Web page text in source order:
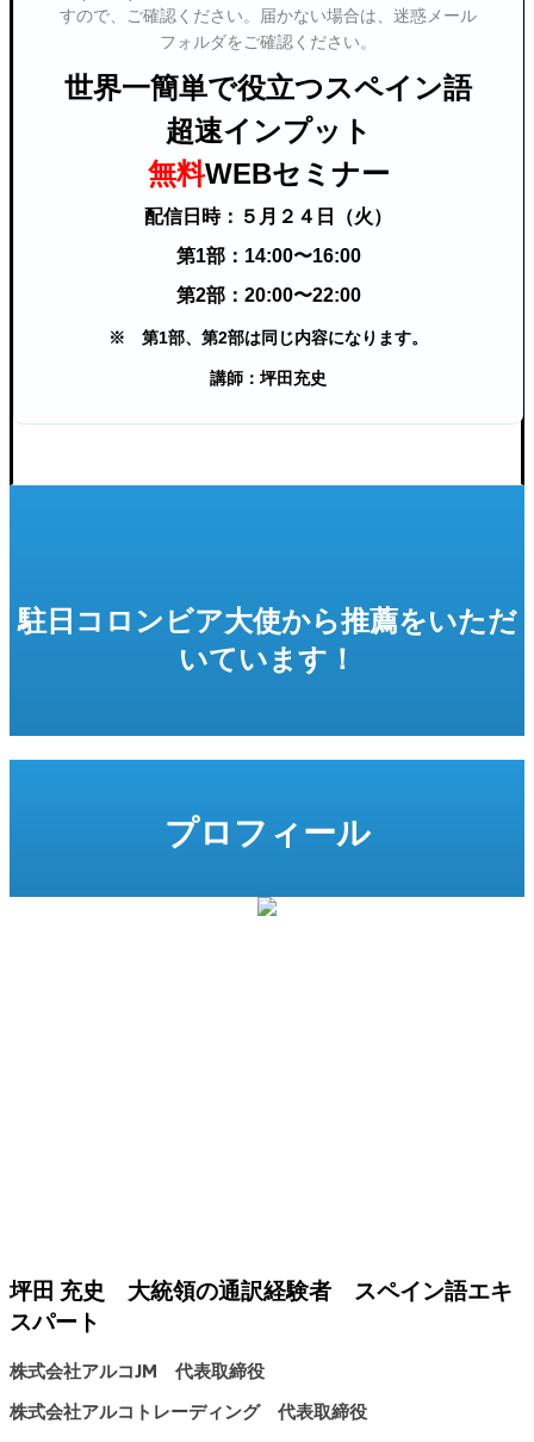
すので、ご確認ください。届かない場合は、迷惑メール
フォルダをご確認ください。
世界一簡単で役立つスペイン語
超速インプット
無料WEBセミナー
配信日時：５月２４日（火）
第1部：14:00〜16:00
第2部：20:00〜22:00
※ 第1部、第2部は同じ内容になります。
講師：坪田充史
駐日コロンビア大使から推薦をいただ
いています！
プロフィール
坪田 充史 大統領の通訳経験者 スペイン語エキ
スパート
株式会社アルコJM 代表取締役
株式会社アルコトレーディング 代表取締役